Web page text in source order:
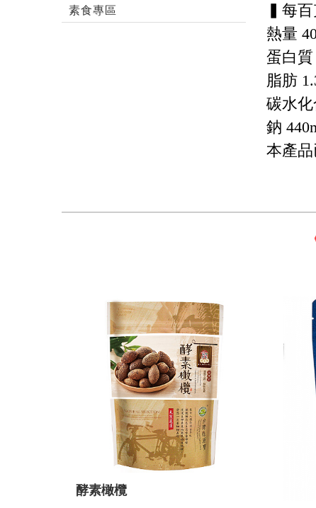
素食專區
▍每百
熱量
蛋白質
脂肪
碳水
鈉
本產
酵素橄欖